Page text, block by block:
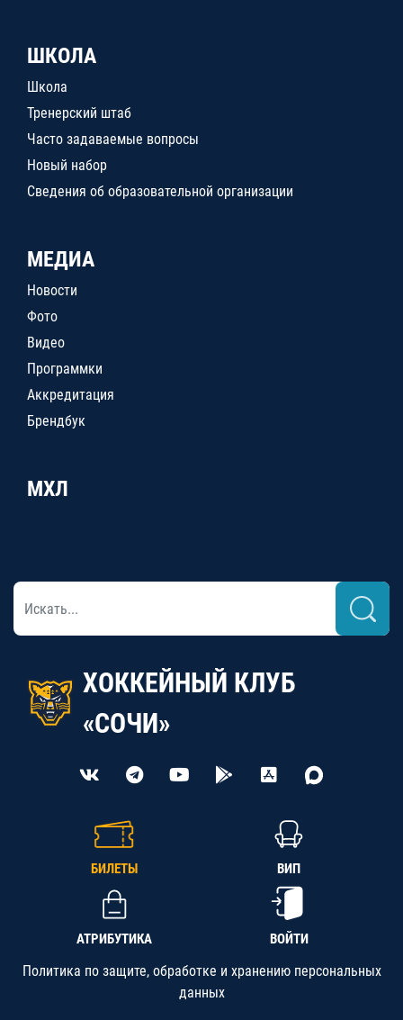
ШКОЛА
Школа
Тренерский штаб
Часто задаваемые вопросы
Новый набор
Сведения об образовательной организации
МЕДИА
Новости
Фото
Видео
Программки
Аккредитация
Брендбук
МХЛ
ХОККЕЙНЫЙ КЛУБ
«СОЧИ»
БИЛЕТЫ ВИП
АТРИБУТИКА ВОЙТИ
Политика по защите, обработке и хранению персональных
данных